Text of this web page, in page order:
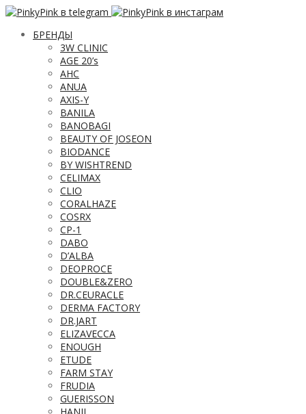
БРЕНДЫ
3W CLINIC
AGE 20’s
AHC
ANUA
AXIS-Y
BANILA
BANOBAGI
BEAUTY OF JOSEON
BIODANCE
BY WISHTREND
CELIMAX
CLIO
CORALHAZE
COSRX
CP-1
DABO
D’ALBA
DEOPROCE
DOUBLE&ZERO
DR.CEURACLE
DERMA FACTORY
DR.JART
ELIZAVECCA
ENOUGH
ETUDE
FARM STAY
FRUDIA
GUERISSON